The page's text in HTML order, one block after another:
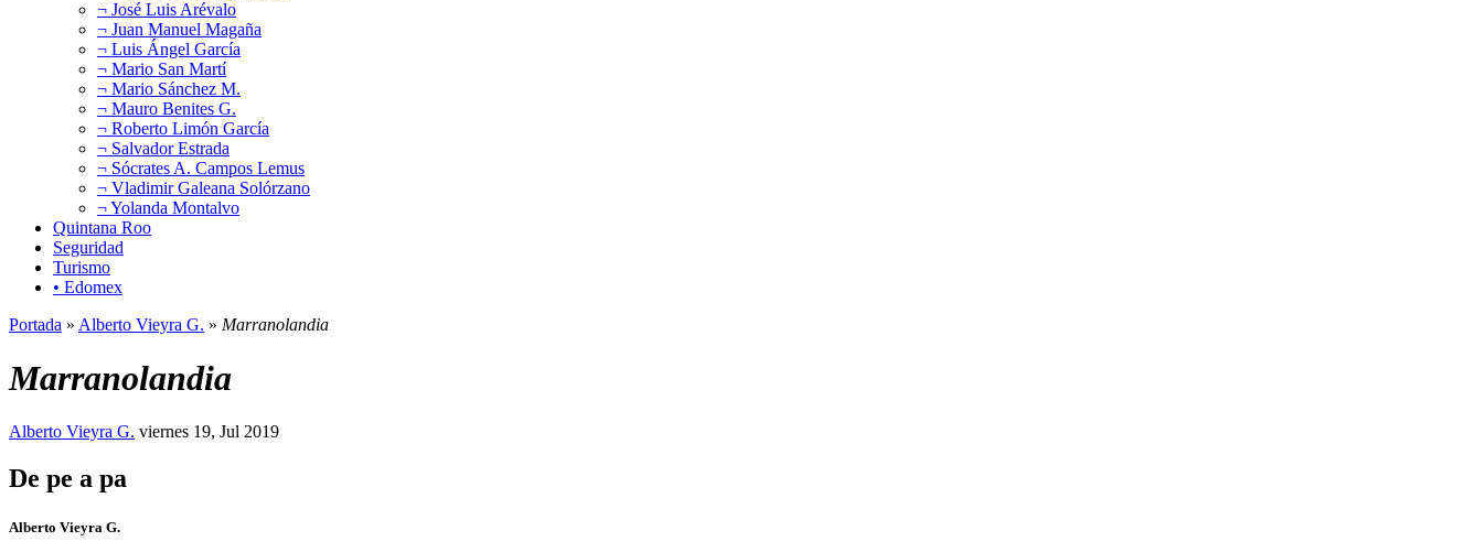
¬ José Luis Arévalo
¬ Juan Manuel Magaña
¬ Luis Ángel García
¬ Mario San Martí
¬ Mario Sánchez M.
¬ Mauro Benites G.
¬ Roberto Limón García
¬ Salvador Estrada
¬ Sócrates A. Campos Lemus
¬ Vladimir Galeana Solórzano
¬ Yolanda Montalvo
Quintana Roo
Seguridad
Turismo
• Edomex
Portada » Alberto Vieyra G. » Marranolandia
Marranolandia
Alberto Vieyra G. viernes 19, Jul 2019
De pe a pa
Alberto Vieyra G.